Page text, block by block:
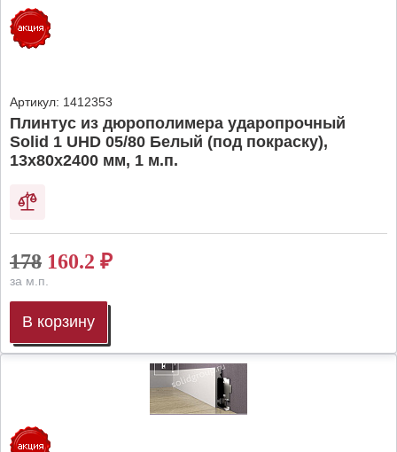
Артикул: 1412353
Плинтус из дюрополимера ударопрочный
Solid 1 UHD 05/80 Белый (под покраску),
13х80х2400 мм, 1 м.п.
178 160.2 ₽
за м.п.
В корзину